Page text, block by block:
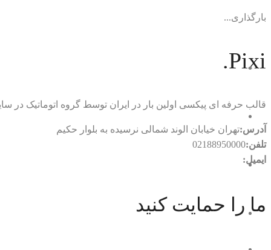
بارگذاری...
Pixi.
قالب حرفه ای پیکسی اولین بار در ایران توسط گروه
آدرس:تهران خیابان الوند شمالی نرسیده به بلوار حکیم
تلفن:02188950000
ایمیل:
ما را حمایت کنید